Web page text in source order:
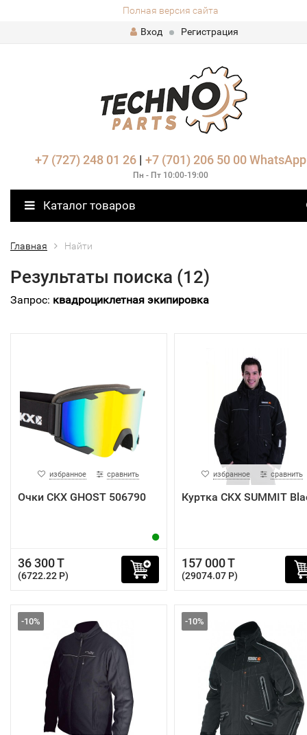
Полная версия сайта
Вход
Регистрация
+7 (727) 248 01 26| +7 (701) 206 50 00 WhatsApp
Пн - Пт 10:00-19:00
Каталог товаров
Главная Найти
Результаты поиска (12)
Запрос: квадроциклетная экипировка
избранное сравнить
Очки CKX GHOST 506790
36 300 T
(6722.22 P)
избранное сравнить
Куртка CKX SUMMIT
157 000 T
(29074.07 P)
-10% -10%